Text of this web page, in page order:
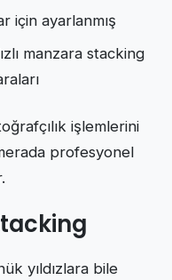
için ayarlanmış
manzara stacking
işlemlerini
profesyonel
yıldızlara bile